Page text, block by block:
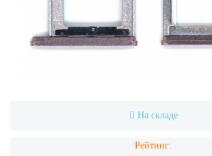
На складе
Рейтинг: